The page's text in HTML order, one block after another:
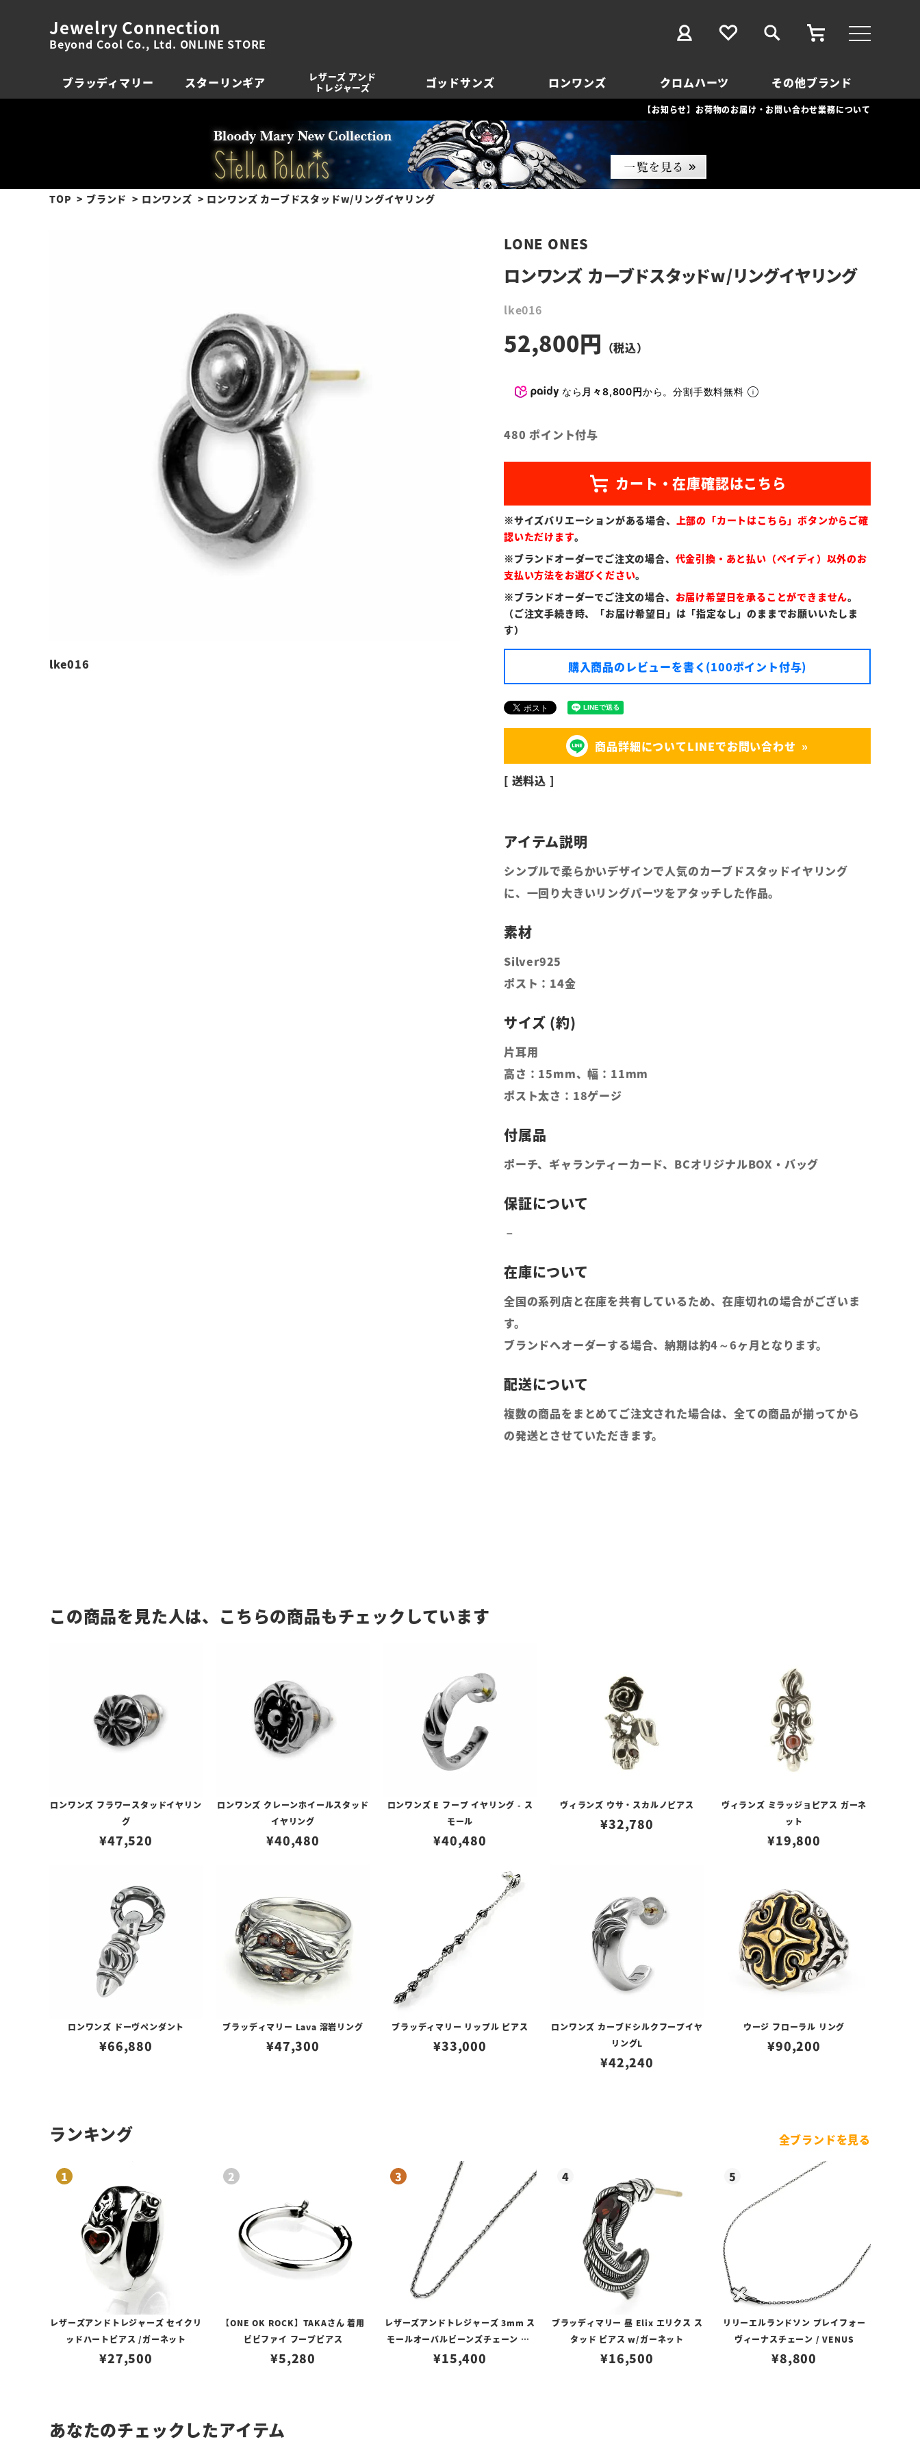
Jewelry Connection
Beyond Cool Co., Ltd. ONLINE STORE
ブラッディマリー スターリンギア
レザーズ アンド
トレジャーズ
ゴッドサンズ ロンワンズ クロムハーツ その他ブランド
【お知らせ】お荷物のお届け・お問い合わせ業務について
TOP ブランド ロンワンズ ロンワンズ カーブドスタッドw/リングイヤリング
lke016
LONE ONES
ロンワンズ カーブドスタッドw/リングイヤリング
lke016
52,800
なら 月々8,800円から。分割手数料無料
480 ポイント付与
※サイズバリエーションがある場合、
上部の「カートはこちら」ボタンからご確
認いただけます。
※ブランドオーダーでご注文の場合、 代金引換・あと払い（ペイディ）以外のお
支払い方法をお選びください。
※ブランドオーダーでご注文の場合、 お届け希望日を承ることができません。
（ご注文手続き時、「お届け希望日」は「指定なし」のままでお願いいたしま
す）
購入商品のレビューを書く(100ポイント付与)
商品詳細についてLINEでお問い合わせ
送料込
シンプルで柔らかいデザインで人気のカーブドスタッドイヤリング
に、一回り大きいリングパーツをアタッチした作品。
Silver925
ポスト：14金
片耳用
高さ：15mm、幅：11mm
ポスト太さ：18ゲージ
ポーチ、ギャランティーカード、BCオリジナルBOX・バッグ
全国の系列店と在庫を共有しているため、在庫切れの場合がございま
す。
ブランドへオーダーする場合、納期は約4～6ヶ月となります。
複数の商品をまとめてご注文された場合は、全ての商品が揃ってから
の発送とさせていただきます。
この商品を見た人は、こちらの商品もチェックしています
ロンワンズ フラワースタッドイヤリン
グ
¥47,520
ロンワンズ クレーンホイールスタッド
イヤリング
¥40,480
ロンワンズ E フープ イヤリング - ス
モール
¥40,480
ヴィランズ ウサ・スカルノピアス
¥32,780
ヴィランズ ミラッジョピアス ガーネ
ット
¥19,800
ロンワンズ ドーヴペンダント
¥66,880
ブラッディマリー Lava 溶岩リング
¥47,300
ブラッディマリー リップル ピアス
¥33,000
ロンワンズ カーブドシルクフープイヤ
リングL
¥42,240
ウージ フローラル リング
¥90,200
ランキング 全ブランドを見る
レザーズアンドトレジャーズ セイクリ
ッドハートピアス /ガーネット
¥27,500
【ONE OK ROCK】TAKAさん 着用
ビビファイ フープピアス
¥5,280
レザーズアンドトレジャーズ 3mm ス
モールオーバルビーンズチェーン w/
ロブスタークラスプ＆LTロゴプレート
¥15,400
ブラッディマリー 昼 Elix エリクス ス
タッド ピアス w/ガーネット
¥16,500
リリーエルランドソン プレイフォー
ヴィーナスチェーン / VENUS
¥8,800
あなたのチェックしたアイテム